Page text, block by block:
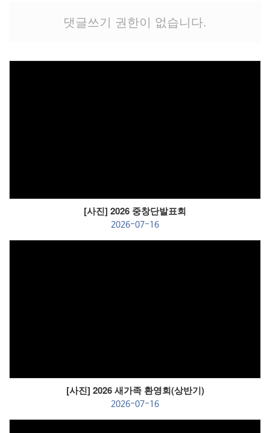
댓글쓰기 권한이 없습니다.
[사진] 2026 중창단발표회
2026-07-16
[사진] 2026 새가족 환영회(상반기)
2026-07-16